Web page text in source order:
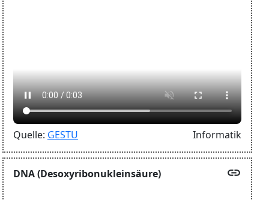
Quelle: GESTU Informatik
DNA (Desoxyribonukleinsäure) link